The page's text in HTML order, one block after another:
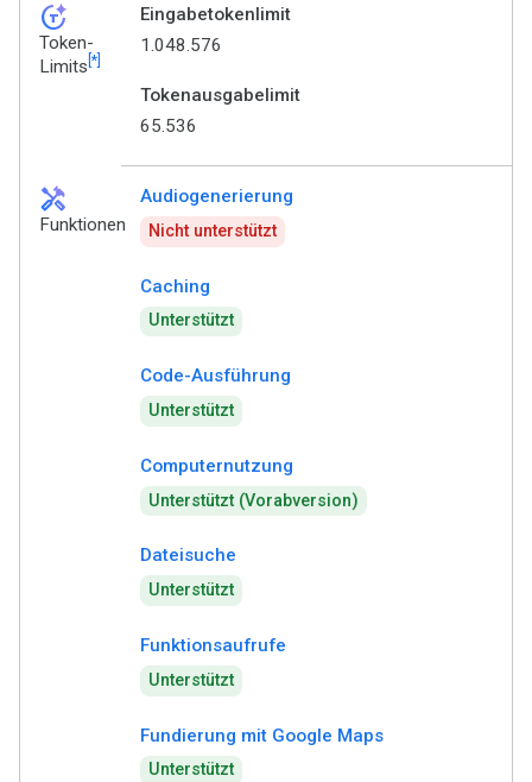
token_auto
Token-
Limits [*]
Eingabetokenlimit
1.048.576
Tokenausgabelimit
65.536
handyman
Funktionen
Audiogenerierung
Nicht unterstützt
Caching
Unterstützt
Code-Ausführung
Unterstützt
Computernutzung
Unterstützt (Vorabversion)
Dateisuche
Unterstützt
Funktionsaufrufe
Unterstützt
Fundierung mit Google Maps
Unterstützt